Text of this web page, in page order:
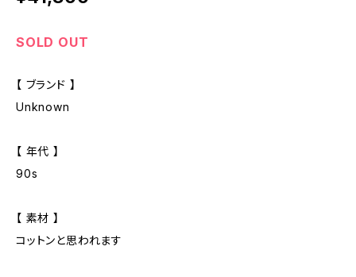
SOLD OUT
【 ブランド 】
Unknown
【 年代 】
90s
【 素材 】
コットンと思われます